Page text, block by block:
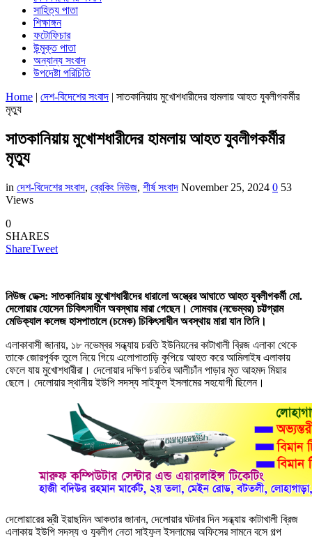
সাহিত্য পাতা
শিক্ষাঙ্গন
ফটোফিচার
উন্মুক্ত পাতা
অন্যান্য সংবাদ
উপদেষ্টা পরিচিতি
Home | দেশ-বিদেশের সংবাদ | সাতকানিয়ায় মুখোশধারীদের হামলায় আহত যুবলীগকর্মীর
মৃত্যু
সাতকানিয়ায় মুখোশধারীদের হামলায় আহত যুবলীগকর্মীর
মৃত্যু
in দেশ-বিদেশের সংবাদ, ব্রেকিং নিউজ, শীর্ষ সংবাদ November 25, 2024 0 53
Views
0
SHARES
ShareTweet
নিউজ ডেক্স: সাতকানিয়ায় মুখোশধারীদের ধারালো অস্ত্রের আঘাতে আহত যুবলীগকর্মী মো.
দেলোয়ার হোসেন চিকিৎসাধীন অবস্থায় মারা গেছেন। সোমবার (নভেম্বর) চট্টগ্রাম
মেডিক্যাল কলেজ হাসপাতালে (চমেক) চিকিৎসাধীন অবস্থায় মারা যান তিনি।
এলাকাবাসী জানায়, ১৮ নভেম্বর সন্ধ্যায় চরতি ইউনিয়নের কাটাখালী ব্রিজ এলাকা থেকে
তাকে জোরপূর্বক তুলে নিয়ে গিয়ে এলোপাতাড়ি কুপিয়ে আহত করে আমিলাইষ এলাকায়
ফেলে যায় মুখোশধারীরা। দেলোয়ার দক্ষিণ চরতির আলীচাঁন পাড়ার মৃত আহমদ মিয়ার
ছেলে। দেলোয়ার স্থানীয় ইউপি সদস্য সাইফুল ইসলামের সহযোগী ছিলেন।
দেলোয়ারের স্ত্রী ইয়াছমিন আকতার জানান, দেলোয়ার ঘটনার দিন সন্ধ্যায় কাটাখালী ব্রিজ
এলাকায় ইউপি সদস্য ও যুবলীগ নেতা সাইফুল ইসলামের অফিসের সামনে বসে গল্প